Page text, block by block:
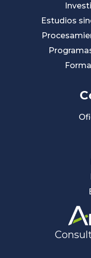
Estudios